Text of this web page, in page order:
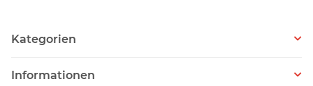
Kategorien
Informationen